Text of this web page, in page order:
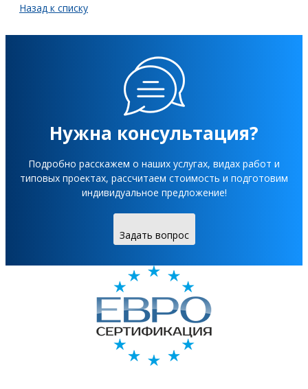
Назад к списку
Нужна консультация?
Подробно расскажем о наших услугах, видах работ и
типовых проектах, рассчитаем стоимость и подготовим
индивидуальное предложение!
Задать вопрос